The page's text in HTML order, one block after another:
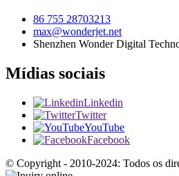
86 755 28703213
max@wonderjet.net
Shenzhen Wonder Digital
Mídias sociais
Linkedin
Twitter
YouTube
Facebook
© Copyright - 2010-2024: Todos os